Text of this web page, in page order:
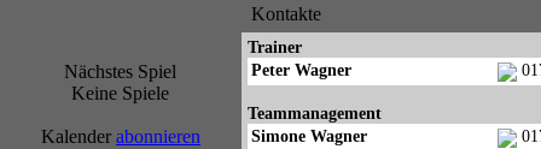
Nächstes Spiel
Keine Spiele
Kalender abonnieren
Kontakte
Trainer
Peter Wagner
Teammanagement
Simone Wagner